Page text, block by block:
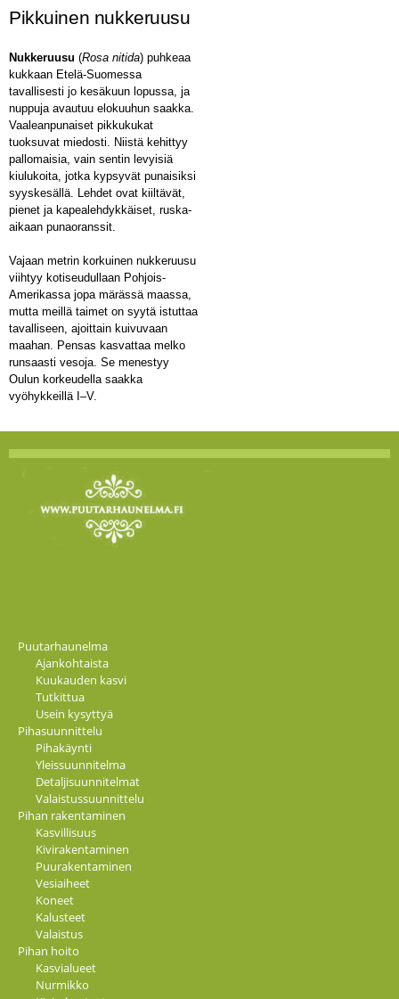
Pikkuinen nukkeruusu
Nukkeruusu (Rosa nitida) puhkeaa
kukkaan Etelä-Suomessa
tavallisesti jo kesäkuun lopussa, ja
nuppuja avautuu elokuuhun saakka.
Vaaleanpunaiset pikkukukat
tuoksuvat miedosti. Niistä kehittyy
pallomaisia, vain sentin levyisiä
kiulukoita, jotka kypsyvät punaisiksi
syyskesällä. Lehdet ovat kiiltävät,
pienet ja kapealehdykkäiset, ruska-
aikaan punaoranssit.
Vajaan metrin korkuinen nukkeruusu
viihtyy kotiseudullaan Pohjois-
Amerikassa jopa märässä maassa,
mutta meillä taimet on syytä istuttaa
tavalliseen, ajoittain kuivuvaan
maahan. Pensas kasvattaa melko
runsaasti vesoja. Se menestyy
Oulun korkeudella saakka
vyöhykkeillä I–V.
Puutarhaunelma
Ajankohtaista
Kuukauden kasvi
Tutkittua
Usein kysyttyä
Pihasuunnittelu
Pihakäynti
Yleissuunnitelma
Detaljisuunnitelmat
Valaistussuunnittelu
Pihan rakentaminen
Kasvillisuus
Kivirakentaminen
Puurakentaminen
Vesiaiheet
Koneet
Kalusteet
Valaistus
Pihan hoito
Kasvialueet
Nurmikko